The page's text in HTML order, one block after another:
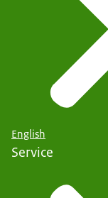
English
Service